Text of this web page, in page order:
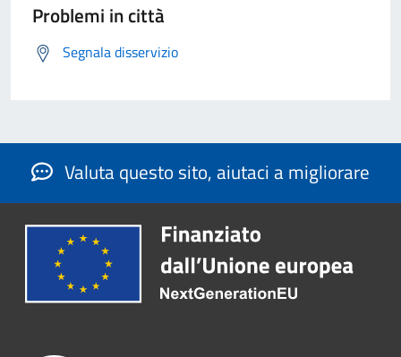
Problemi in città
Segnala disservizio
Valuta questo sito, aiutaci a migliorare